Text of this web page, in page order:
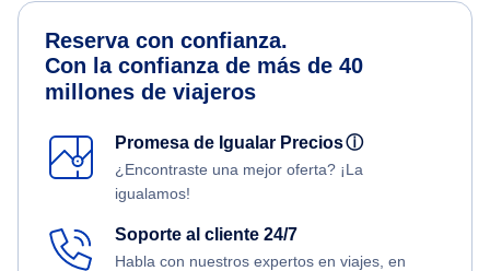
Reserva con confianza.
Con la confianza de más de 40
millones de viajeros
Promesa de Igualar Preciosⓘ
¿Encontraste una mejor oferta? ¡La
igualamos!
Soporte al cliente 24/7
Habla con nuestros expertos en viajes, en